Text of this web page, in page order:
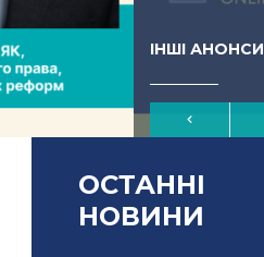
ІНШІ АНОНСИ
ОСТАННІ
НОВИНИ